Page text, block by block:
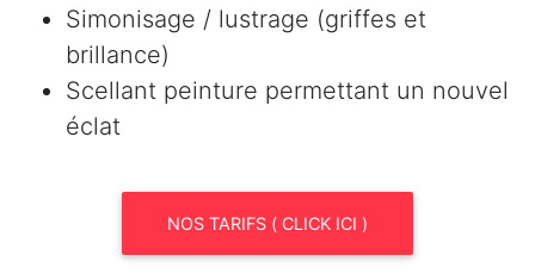
Simonisage / lustrage (griffes et
brillance)
Scellant peinture permettant un nouvel
éclat
NOS TARIFS ( CLICK ICI )